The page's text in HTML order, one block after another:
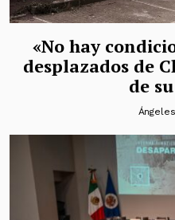
«No hay
desplazados de
de